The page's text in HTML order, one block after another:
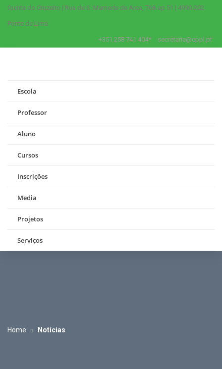
Quinta do Cruzeiro | Rua de S. Mamede de Arca, 768-ap 51 | 4990-202
Ponte de Lima
+351 258 741 404* secretaria@eppl.pt
Escola
Professor
Aluno
Cursos
Inscrições
Media
Projetos
Serviços
Home Notícias